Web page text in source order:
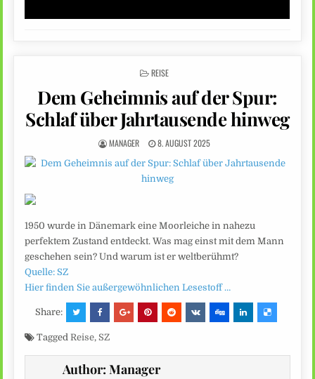
POSTED
REISE
Dem Geheimnis auf der Spur:
Schlaf über Jahrtausende hinweg
MANAGER 8. AUGUST 2025
1950 wurde in Dänemark eine Moorleiche in nahezu
perfektem Zustand entdeckt. Was mag einst mit dem Mann
geschehen sein? Und warum ist er weltberühmt?
Quelle: SZ
Hier finden Sie außergewöhnlichen Lesestoff …
Share:
TaggedReise, SZ
Author:Manager